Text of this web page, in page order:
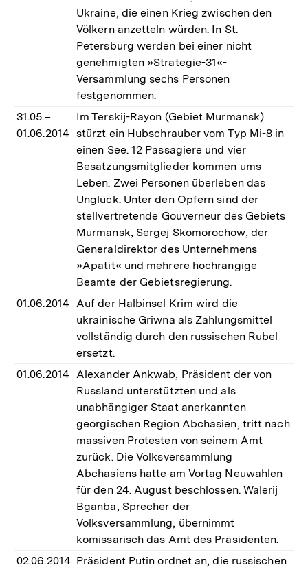
Ukraine, die einen Krieg zwischen den
Völkern anzetteln würden. In St.
Petersburg werden bei einer nicht
genehmigten »Strategie-31«-
Versammlung sechs Personen
festgenommen.
31.05.–
01.06.2014
Im Terskij-Rayon (Gebiet Murmansk)
stürzt ein Hubschrauber vom Typ Mi-8 in
einen See. 12 Passagiere und vier
Besatzungsmitglieder kommen ums
Leben. Zwei Personen überleben das
Unglück. Unter den Opfern sind der
stellvertretende Gouverneur des Gebiets
Murmansk, Sergej Skomorochow, der
Generaldirektor des Unternehmens
»Apatit« und mehrere hochrangige
Beamte der Gebietsregierung.
01.06.2014 Auf der Halbinsel Krim wird die
ukrainische Griwna als Zahlungsmittel
vollständig durch den russischen Rubel
ersetzt.
01.06.2014 Alexander Ankwab, Präsident der von
Russland unterstützten und als
unabhängiger Staat anerkannten
georgischen Region Abchasien, tritt nach
massiven Protesten von seinem Amt
zurück. Die Volksversammlung
Abchasiens hatte am Vortag Neuwahlen
für den 24. August beschlossen. Walerij
Bganba, Sprecher der
Volksversammlung, übernimmt
komissarisch das Amt des Präsidenten.
02.06.2014 Präsident Putin ordnet an, die russischen